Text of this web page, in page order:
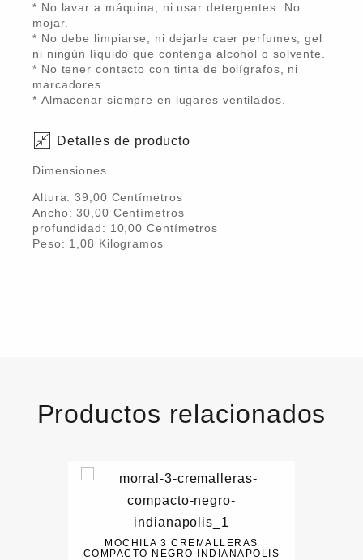
* No lavar a máquina, ni usar detergentes. No
mojar.
* No debe limpiarse, ni dejarle caer perfumes, gel
ni ningún líquido que contenga alcohol o solvente.
* No tener contacto con tinta de bolígrafos, ni
marcadores.
* Almacenar siempre en lugares ventilados.
Detalles de producto
Dimensiones
Altura:39,00 Centímetros
Ancho:30,00 Centímetros
profundidad: 10,00 Centímetros
Peso: 1,08 Kilogramos
Productos relacionados
MOCHILA 3 CREMALLERAS
COMPACTO NEGRO INDIANAPOLIS